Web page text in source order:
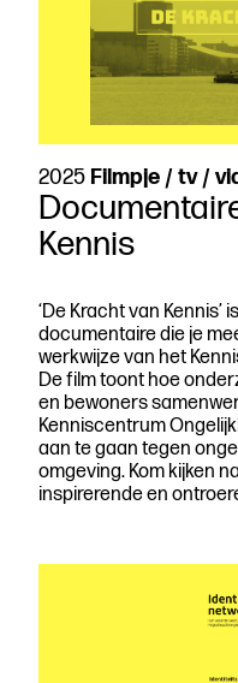
2025 Filmpje / tv /
Kennis
‘De Kracht van
documentaire die je
werkwijze van het
De film toont hoe
en bewoners
Kenniscentrum
aan te gaan tegen
omgeving. Kom kijken
inspirerende en